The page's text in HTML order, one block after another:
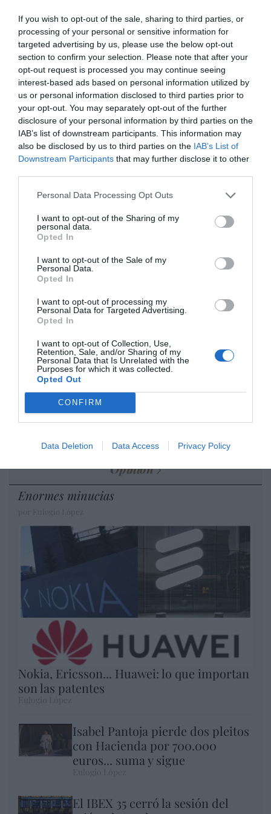
If you wish to opt-out of the sale, sharing to third parties, or
processing of your personal or sensitive information for
targeted advertising by us, please use the below opt-out
section to confirm your selection. Please note that after your
opt-out request is processed you may continue seeing
interest-based ads based on personal information utilized by
us or personal information disclosed to third parties prior to
your opt-out. You may separately opt-out of the further
disclosure of your personal information by third parties on the
IAB’s list of downstream participants. This information may
also be disclosed by us to third parties on the IAB’s List of
Downstream Participants that may further disclose it to other
Personal Data Processing Opt Outs
I want to opt-out of the Sharing of my
personal data.
Opted In
I want to opt-out of the Sale of my
Personal Data.
Opted In
I want to opt-out of processing my
Personal Data for Targeted Advertising.
Opted In
I want to opt-out of Collection, Use,
Retention, Sale, and/or Sharing of my
Personal Data that Is Unrelated with the
Purposes for which it was collected.
Opted Out
CONFIRM
Data Deletion Data Access Privacy Policy
los venezolanos quieren a Corina
José Ángel Gutiérrez
El ‘gran’ logro del ministro Puente: los
usuarios de tren de alta velocidad caen un
15,5% hasta junio
Cristina Martín 07/08/26 12:37
SOCIEDAD
Ataque cristianófobo en la muy ‘woke’ ciudad
de Nueva York: destrozan una imagen de la
Virgen María
Marcelo Gullo: “El trabajo de desmitificar la
historia, de poner la verdadera, de
desmontar la falsificación, es un trabajo
cristiano"
Artículos anteriores
DIARIO DE LA CORRUPCIÓN SANCHISTA
Diario de la corrupción sanchista. Hazte
Oír se manifiesta delante de La Mareta:
“Pedro Sánchez es un criminal”
por Redacción
Artículos anteriores
Opinión
Enormes minucias
Nokia, Ericsson... Huawei: lo que importan
son las patentes
Isabel Pantoja pierde dos pleitos
con Hacienda por 700.000
euros... suma y sigue
El IBEX 35 cerró la sesión del